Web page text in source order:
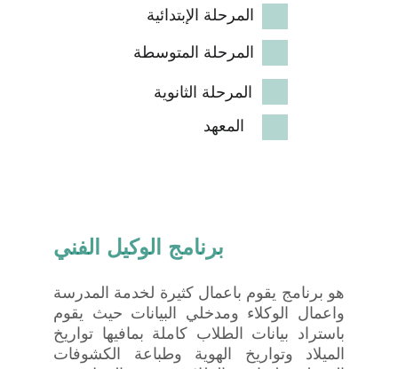
المرحلة اﻹبتدائية
المرحلة المتوسطة
المرحلة الثانوية
المعهد
برنامج الوكيل الفني
هو برنامج يقوم باعمال كثيرة لخدمة المدرسة
واعمال الوكلاء ومدخلي البيانات حيث يقوم
باستراد بيانات الطلاب كاملة بمافيها تواريخ
الميلاد وتواريخ الهوية وطباعة الكشوفات